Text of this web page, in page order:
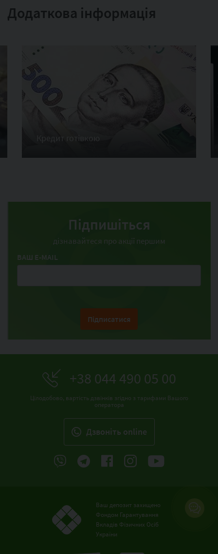
Додаткова інформація
Кредит готівкою
Підпишіться
дізнавайтеся про акції першим
ВАШ E-MAIL
Підписатися
+38 044 490 05 00
Цілодобово, вартість дзвінків згідно з тарифами Вашого
оператора
Дзвонiть online
Ваш депозит захищено
Фондом Гарантування
Вкладів Фізичних Осіб
України